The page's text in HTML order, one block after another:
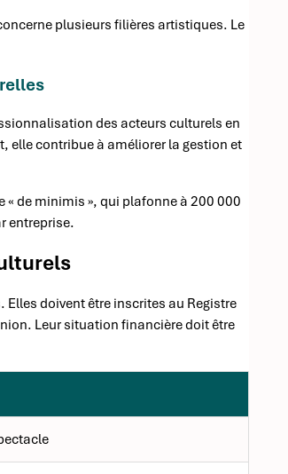
plusieurs filières artistiques. Le
des acteurs culturels en
elle contribue à améliorer la gestion et
« de minimis », qui plafonne à 200 000
entreprise.
doivent être inscrites au Registre
Leur situation financière doit être